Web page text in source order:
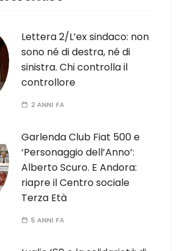
Lettera 2/L’ex sindaco: non
sono né di destra, né di
sinistra. Chi controlla il
controllore
2 ANNI FA
Garlenda Club Fiat 500 e
‘Personaggio dell’Anno’:
Alberto Scuro. E Andora:
riapre il Centro sociale
Terza Età
5 ANNI FA